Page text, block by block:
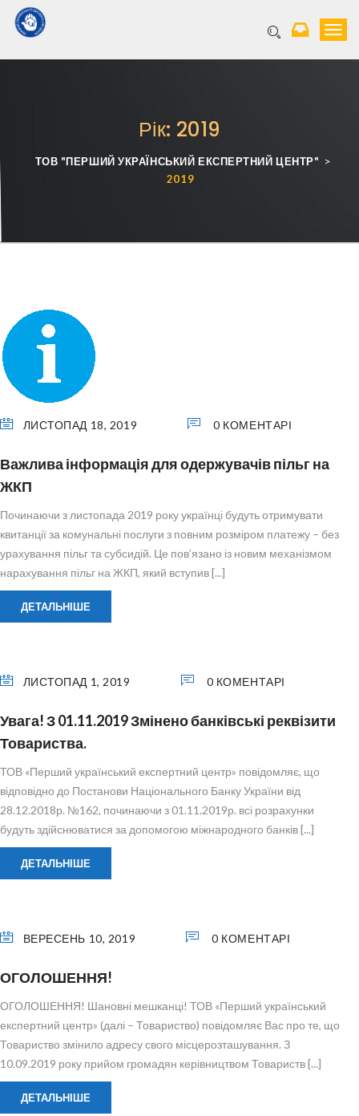
T
g
i
Рік: 2019
ТОВ "ПЕРШИЙ УКРАЇНСЬКИЙ ЕКСПЕРТНИЙ ЦЕНТР" >
2019
ЛИСТОПАД 18, 2019 0 КОМЕНТАРІ
Важлива інформація для одержувачів пільг на
ЖКП
Починаючи з листопада 2019 року українці будуть отримувати
квитанції за комунальні послуги з повним розміром платежу – без
урахування пільг та субсидій. Це пов’язано із новим механізмом
нарахування пільг на ЖКП, який вступив [...]
ДЕТАЛЬНІШЕ
ЛИСТОПАД 1, 2019 0 КОМЕНТАРІ
Увага! З 01.11.2019 Змінено банківські реквізити
Товариства.
ТОВ «Перший український експертний центр» повідомляє, що
відповідно до Постанови Національного Банку України від
28.12.2018р. №162, починаючи з 01.11.2019р. всі розрахунки
будуть здійснюватися за допомогою міжнародного банків [...]
ДЕТАЛЬНІШЕ
ВЕРЕСЕНЬ 10, 2019 0 КОМЕНТАРІ
ОГОЛОШЕННЯ!
ОГОЛОШЕННЯ! Шановні мешканці! ТОВ «Перший український
експертний центр» (далі – Товариство) повідомляє Вас про те, що
Товариство змінило адресу свого місцерозташування. З
10.09.2019 року прийом громадян керівництвом Товариств [...]
ДЕТАЛЬНІШЕ